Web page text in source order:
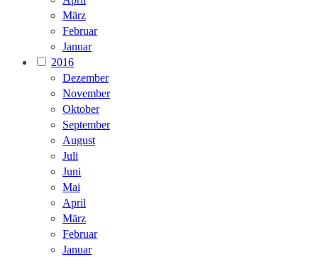
März
Februar
Januar
2016
Dezember
November
Oktober
September
August
Juli
Juni
Mai
April
März
Februar
Januar